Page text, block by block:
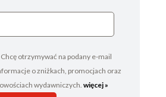
Chcę otrzymywać na podany e-mail
o zniżkach, promocjach oraz
wydawniczych. więcej »